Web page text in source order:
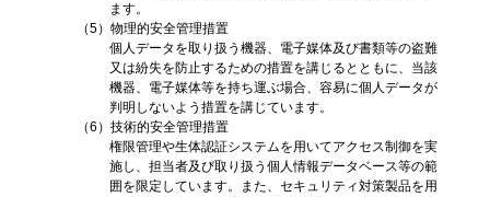
ます。
（5）物理的安全管理措置
個人データを取り扱う機器、電子媒体及び書類等の盗難
又は紛失を防止するための措置を講じるとともに、当該
機器、電子媒体等を持ち運ぶ場合、容易に個人データが
判明しないよう措置を講じています。
（6）技術的安全管理措置
権限管理や生体認証システムを用いてアクセス制御を実
施し、担当者及び取り扱う個人情報データベース等の範
囲を限定しています。また、セキュリティ対策製品を用